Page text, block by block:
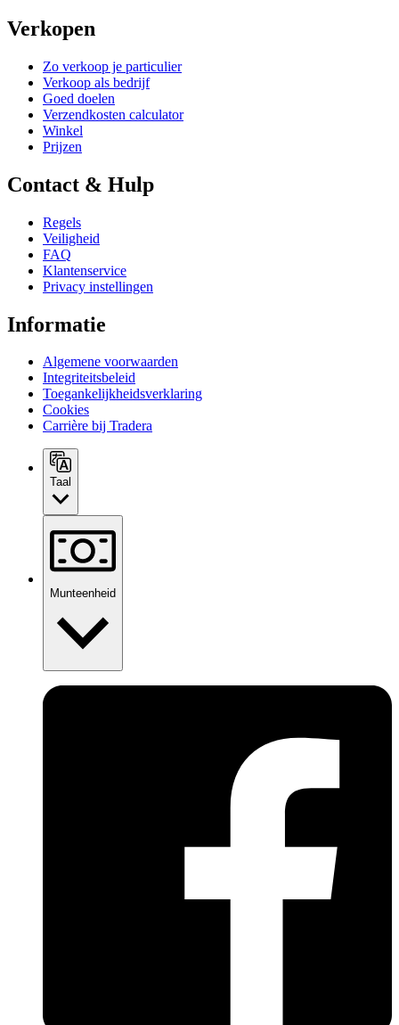
Verkopen
Zo verkoop je particulier
Verkoop als bedrijf
Goed doelen
Verzendkosten calculator
Winkel
Prijzen
Contact & Hulp
Regels
Veiligheid
FAQ
Klantenservice
Privacy instellingen
Informatie
Algemene voorwaarden
Integriteitsbeleid
Toegankelijkheidsverklaring
Cookies
Carrière bij Tradera
Taal
Munteenheid